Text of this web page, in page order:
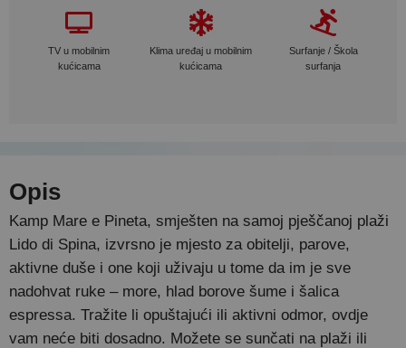
TV u mobilnim
kućicama
Klima uređaj u mobilnim
kućicama
Surfanje / Škola
surfanja
Opis
Kamp Mare e Pineta, smješten na samoj pješčanoj plaži
Lido di Spina, izvrsno je mjesto za obitelji, parove,
aktivne duše i one koji uživaju u tome da im je sve
nadohvat ruke – more, hlad borove šume i šalica
espressa. Tražite li opuštajući ili aktivni odmor, ovdje
vam neće biti dosadno. Možete se sunčati na plaži ili